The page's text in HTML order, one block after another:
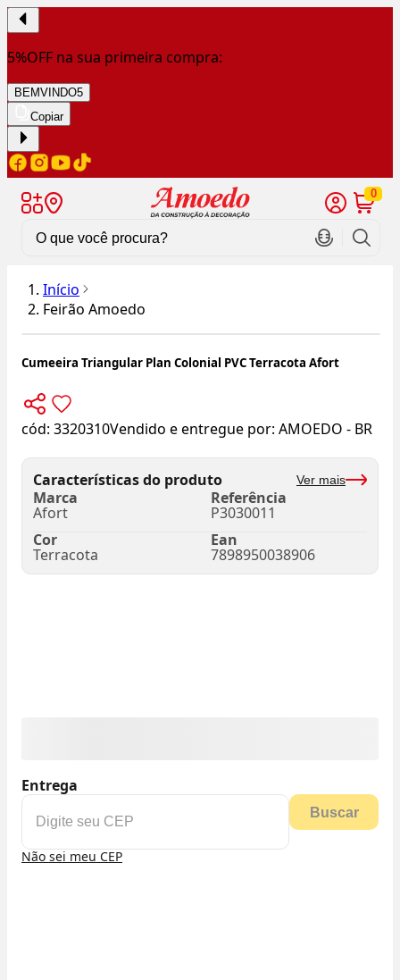
5%OFF na sua primeira compra:
BEMVINDO5
Copiar
0
Início
Feirão Amoedo
Cumeeira Triangular Plan Colonial PVC Terracota Afort
cód: 3320310Vendido e entregue por: AMOEDO - BR
Características do produto Ver mais
Marca
Afort
Referência
P3030011
Cor
Terracota
Ean
7898950038906
Entrega
Buscar
Não sei meu CEP